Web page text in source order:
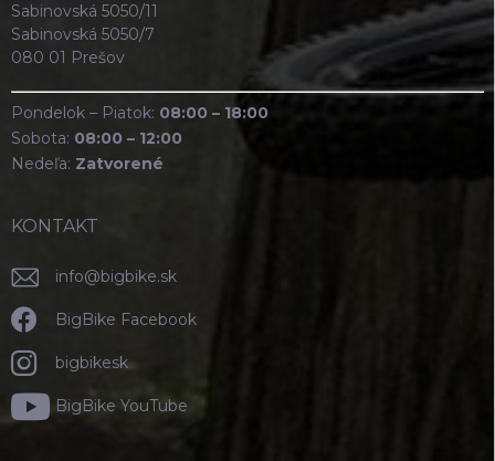
Sabinovská 5050/11
Sabinovská 5050/7
080 01 Prešov
Pondelok – Piatok: 08:00 – 18:00
Sobota: 08:00 – 12:00
Nedeľa: Zatvorené
KONTAKT
info@bigbike.sk
BigBike Facebook
bigbikesk
BigBike YouTube